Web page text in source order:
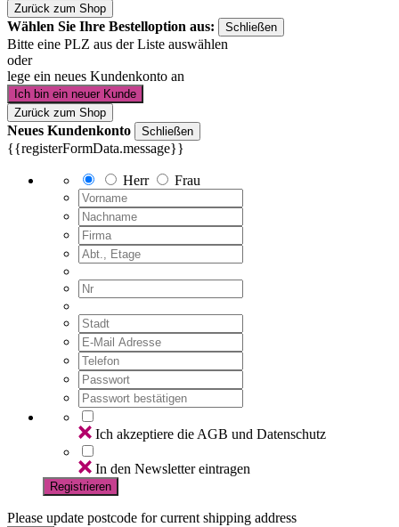
Zurück zum Shop
Wählen Sie Ihre Bestelloption aus: Schließen
Bitte eine PLZ aus der Liste auswählen
oder
lege ein neues Kundenkonto an
Ich bin ein neuer Kunde
Zurück zum Shop
Neues Kundenkonto Schließen
{{registerFormData.message}}
Herr Frau
Ich akzeptiere die AGB und Datenschutz
In den Newsletter eintragen
Registrieren
Please update postcode for current shipping address